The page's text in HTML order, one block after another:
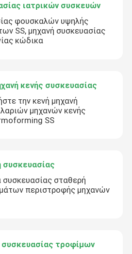
ιατρικών συσκευών
φουσκαλών υψηλής
SS, μηχανή συσκευασίας
κώδικα
κενής συσκευασίας
την κενή μηχανή
μηχανών κενής
SS
συσκευασίας
συσκευασίας σταθερή
περιστροφής μηχανών
συσκευασίας τροφίμων